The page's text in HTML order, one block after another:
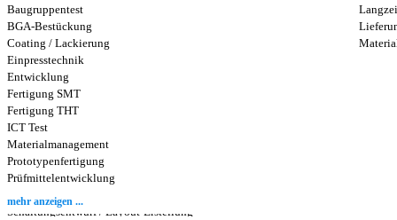
Baugruppentest
BGA-Bestückung
Coating / Lackierung
Einpresstechnik
Entwicklung
Fertigung SMT
Fertigung THT
ICT Test
Materialmanagement
Prototypenfertigung
Prüfmittelentwicklung
Röntgen
Schaltungsentwurf / Layout-Erstellung
mehr anzeigen ...